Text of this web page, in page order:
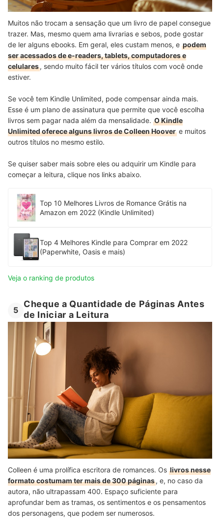
Muitos não trocam a sensação que um livro de papel consegue
trazer. Mas, mesmo quem ama livrarias e sebos, pode gostar
de ler alguns ebooks. Em geral, eles custam menos, e podem
ser acessados de e-readers, tablets, computadores e
celulares, sendo muito fácil ter vários títulos com você onde
estiver.
Se você tem Kindle Unlimited, pode compensar ainda mais.
Esse é um plano de assinatura que permite que você escolha
livros sem pagar nada além da mensalidade. O Kindle
Unlimited oferece alguns livros de Colleen Hoover e muitos
outros títulos no mesmo estilo.
Se quiser saber mais sobre eles ou adquirir um Kindle para
começar a leitura, clique nos links abaixo.
Top 10 Melhores Livros de Romance Grátis na
Amazon em 2022 (Kindle Unlimited)
Top 4 Melhores Kindle para Comprar em 2022
(Paperwhite, Oasis e mais)
Veja o ranking de produtos
5
Cheque a Quantidade de Páginas Antes
de Iniciar a Leitura
Colleen é uma prolífica escritora de romances. Os livros nesse
formato costumam ter mais de 300 páginas, e, no caso da
autora, não ultrapassam 400. Espaço suficiente para
aprofundar bem as tramas, os sentimentos e os pensamentos
dos personagens, que podem ser numerosos.